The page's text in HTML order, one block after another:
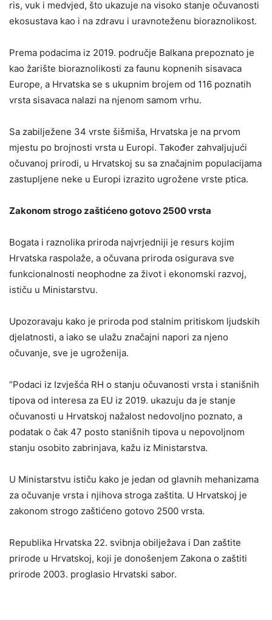
ris, vuk i medvjed, što ukazuje na visoko stanje očuvanosti
ekosustava kao i na zdravu i uravnoteženu bioraznolikost.
Prema podacima iz 2019. područje Balkana prepoznato je
kao žarište bioraznolikosti za faunu kopnenih sisavaca
Europe, a Hrvatska se s ukupnim brojem od 116 poznatih
vrsta sisavaca nalazi na njenom samom vrhu.
Sa zabilježene 34 vrste šišmiša, Hrvatska je na prvom
mjestu po brojnosti vrsta u Europi. Također zahvaljujući
očuvanoj prirodi, u Hrvatskoj su sa značajnim populacijama
zastupljene neke u Europi izrazito ugrožene vrste ptica.
Zakonom strogo zaštićeno gotovo 2500 vrsta
Bogata i raznolika priroda najvrjedniji je resurs kojim
Hrvatska raspolaže, a očuvana priroda osigurava sve
funkcionalnosti neophodne za život i ekonomski razvoj,
ističu u Ministarstvu.
Upozoravaju kako je priroda pod stalnim pritiskom ljudskih
djelatnosti, a iako se ulažu značajni napori za njeno
očuvanje, sve je ugroženija.
“Podaci iz Izvješća RH o stanju očuvanosti vrsta i stanišnih
tipova od interesa za EU iz 2019. ukazuju da je stanje
očuvanosti u Hrvatskoj nažalost nedovoljno poznato, a
podatak o čak 47 posto stanišnih tipova u nepovoljnom
stanju osobito zabrinjava, kažu iz Ministarstva.
U Ministarstvu ističu kako je jedan od glavnih mehanizama
za očuvanje vrsta i njihova stroga zaštita. U Hrvatskoj je
zakonom strogo zaštićeno gotovo 2500 vrsta.
Republika Hrvatska 22. svibnja obilježava i Dan zaštite
prirode u Hrvatskoj, koji je donošenjem Zakona o zaštiti
prirode 2003. proglasio Hrvatski sabor.